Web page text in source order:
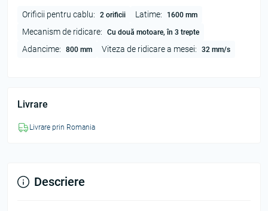
Orificii pentru cablu: 2 orificii Latime: 1600 mm
Mecanism de ridicare: Сu două motoare, în 3 trepte
Adancime: 800 mm Viteza de ridicare a mesei: 32 mm/s
Livrare
Livrare prin Romania
Descriere